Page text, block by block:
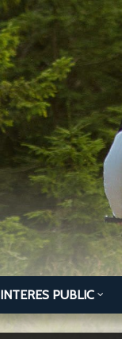
INTERES PUBLIC